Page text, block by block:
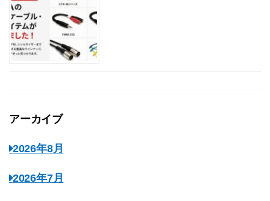
アーカイブ
2026年8月
2026年7月